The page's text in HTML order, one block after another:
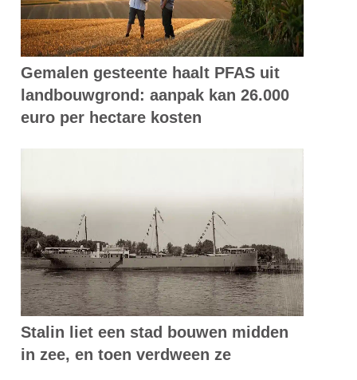
Gemalen gesteente haalt PFAS uit
landbouwgrond: aanpak kan 26.000
euro per hectare kosten
Stalin liet een stad bouwen midden
in zee, en toen verdween ze